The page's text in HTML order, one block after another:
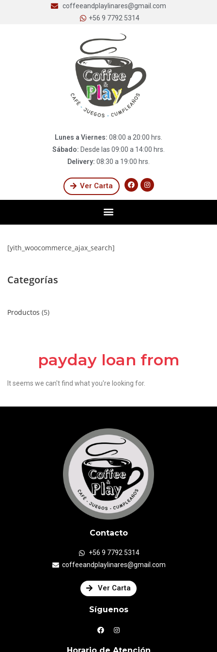
coffeeandplaylinares@gmail.com
+56 9 7792 5314
Lunes a Viernes: 08:00 a 20:00 hrs.
Sábado: Desde las 09:00 a 14:00 hrs.
Delivery: 08:30 a 19:00 hrs.
Ver Carta
[yith_woocommerce_ajax_search]
Categorías
Productos 5
payday loan from
It seems we can't find what you're looking for.
Contacto
+56 9 7792 5314
coffeeandplaylinares@gmail.com
Ver Carta
Síguenos